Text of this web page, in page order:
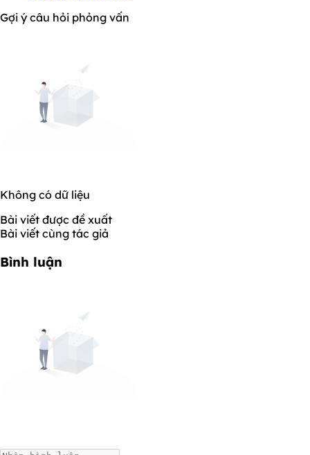
Gợi ý câu hỏi phỏng vấn
Không có dữ liệu
Bài viết được đề xuất
Bài viết cùng tác giả
Bình luận